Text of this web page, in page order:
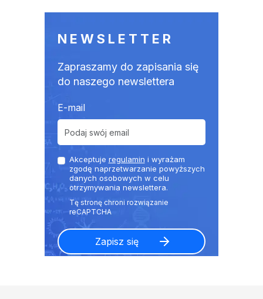
NEWSLETTER
Zapraszamy do zapisania się
do naszego newslettera
E-mail
Akceptuje regulamin i wyrażam
zgodę naprzetwarzanie powyższych
danych osobowych w celu
otrzymywania newslettera.